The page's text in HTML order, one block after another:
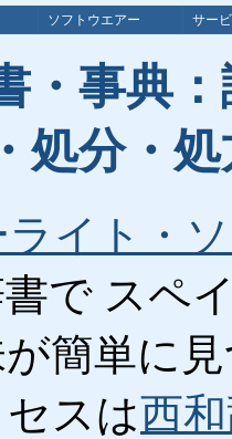
ソフトウエアー サー
・事典
処分・
ライト・
で スペ
簡単に
スは西